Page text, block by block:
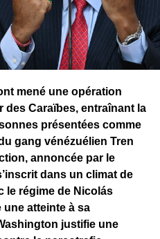
mené une opération
des Caraïbes, entraînant la
présentées comme
gang vénézuélien Tren
annoncée par le
dans un climat de
le régime de Nicolás
une atteinte à sa
justifie une